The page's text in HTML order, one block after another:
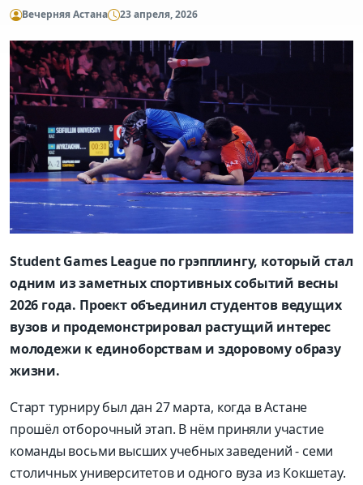
Вечерняя Астана 23 апреля, 2026
Student Games League по грэпплингу, который стал
одним из заметных спортивных событий весны
2026 года. Проект объединил студентов ведущих
вузов и продемонстрировал растущий интерес
молодежи к единоборствам и здоровому образу
жизни.
Старт турниру был дан 27 марта, когда в Астане
прошёл отборочный этап. В нём приняли участие
команды восьми высших учебных заведений- семи
столичных университетов и одного вуза из Кокшетау.